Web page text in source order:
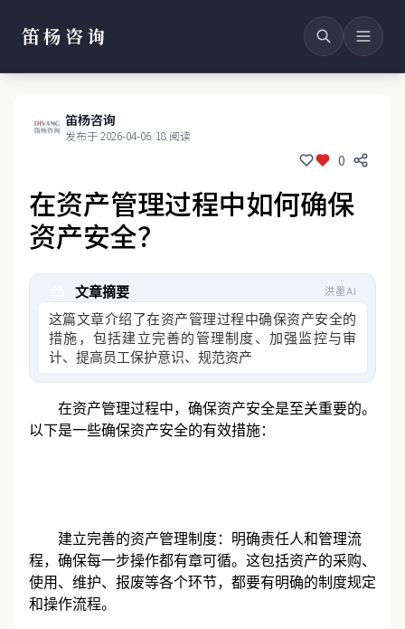
笛杨咨询
笛杨咨询
发布于 2026-04-06/18 阅读
0
在资产管理过程中如何确保
资产安全？
文章摘要 洪墨AI
这篇文章介绍了在资产管理过程中确保资产安全的
措施，包括建立完善的管理制度、加强监控与审
计、提高员工保护意识、规范资产处置流程
在资产管理过程中，确保资产安全是至关重要的。
以下是一些确保资产安全的有效措施：
‌建立完善的资产管理制度‌：明确责任人和管理流
程，确保每一步操作都有章可循。这包括资产的采购、
使用、维护、报废等各个环节，都要有明确的制度规定
和操作流程。